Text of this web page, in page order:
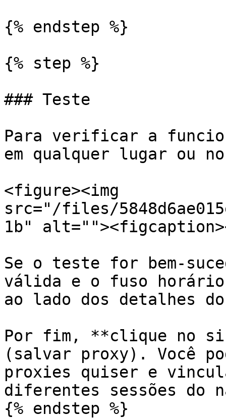
{% endstep %}
{% step %}
### Teste
Para verificar a
em qualquer lugar ou
<figure><img
src="/files/
1b"
Se o teste for bem-
válida e o fuso horário
ao lado dos detalhes
Por fim, **clique no
(salvar proxy). Você
proxies quiser e
diferentes sessões do
{% endstep %}